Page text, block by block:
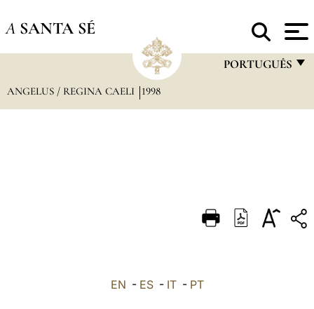
A SANTA SÉ
PORTUGUÊS
DEUTSCH
ANGELUS / REGINA CAELI 1998
EN - ES- IT- PT